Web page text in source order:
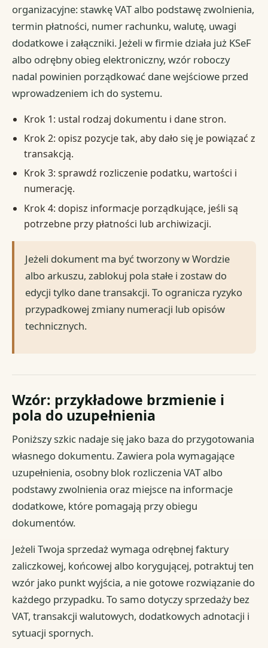
organizacyjne: stawkę VAT albo podstawę zwolnienia,
termin płatności, numer rachunku, walutę, uwagi
dodatkowe i załączniki. Jeżeli w firmie działa już KSeF
albo odrębny obieg elektroniczny, wzór roboczy
nadal powinien porządkować dane wejściowe przed
wprowadzeniem ich do systemu.
Krok 1: ustal rodzaj dokumentu i dane stron.
Krok 2: opisz pozycje tak, aby dało się je powiązać z
transakcją.
Krok 3: sprawdź rozliczenie podatku, wartości i
numerację.
Krok 4: dopisz informacje porządkujące, jeśli są
potrzebne przy płatności lub archiwizacji.
Jeżeli dokument ma być tworzony w Wordzie
albo arkuszu, zablokuj pola stałe i zostaw do
edycji tylko dane transakcji. To ogranicza ryzyko
przypadkowej zmiany numeracji lub opisów
technicznych.
Wzór: przykładowe brzmienie i
pola do uzupełnienia
Poniższy szkic nadaje się jako baza do przygotowania
własnego dokumentu. Zawiera pola wymagające
uzupełnienia, osobny blok rozliczenia VAT albo
podstawy zwolnienia oraz miejsce na informacje
dodatkowe, które pomagają przy obiegu
dokumentów.
Jeżeli Twoja sprzedaż wymaga odrębnej faktury
zaliczkowej, końcowej albo korygującej, potraktuj ten
wzór jako punkt wyjścia, a nie gotowe rozwiązanie do
każdego przypadku. To samo dotyczy sprzedaży bez
VAT, transakcji walutowych, dodatkowych adnotacji i
sytuacji spornych.